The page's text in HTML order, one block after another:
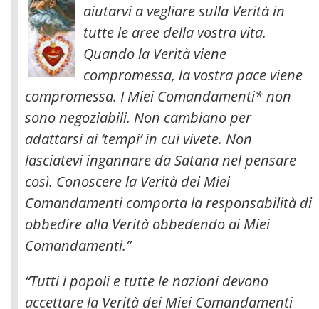
aiutarvi a vegliare sulla Verità in
tutte le aree della vostra vita.
Quando la Verità viene
compromessa, la vostra pace viene
compromessa. I Miei Comandamenti* non
sono negoziabili. Non cambiano per
adattarsi ai ‘tempi’ in cui vivete. Non
lasciatevi ingannare da Satana nel pensare
così. Conoscere la Verità dei Miei
Comandamenti comporta la responsabilità di
obbedire alla Verità obbedendo ai Miei
Comandamenti.”
“Tutti i popoli e tutte le nazioni devono
accettare la Verità dei Miei Comandamenti